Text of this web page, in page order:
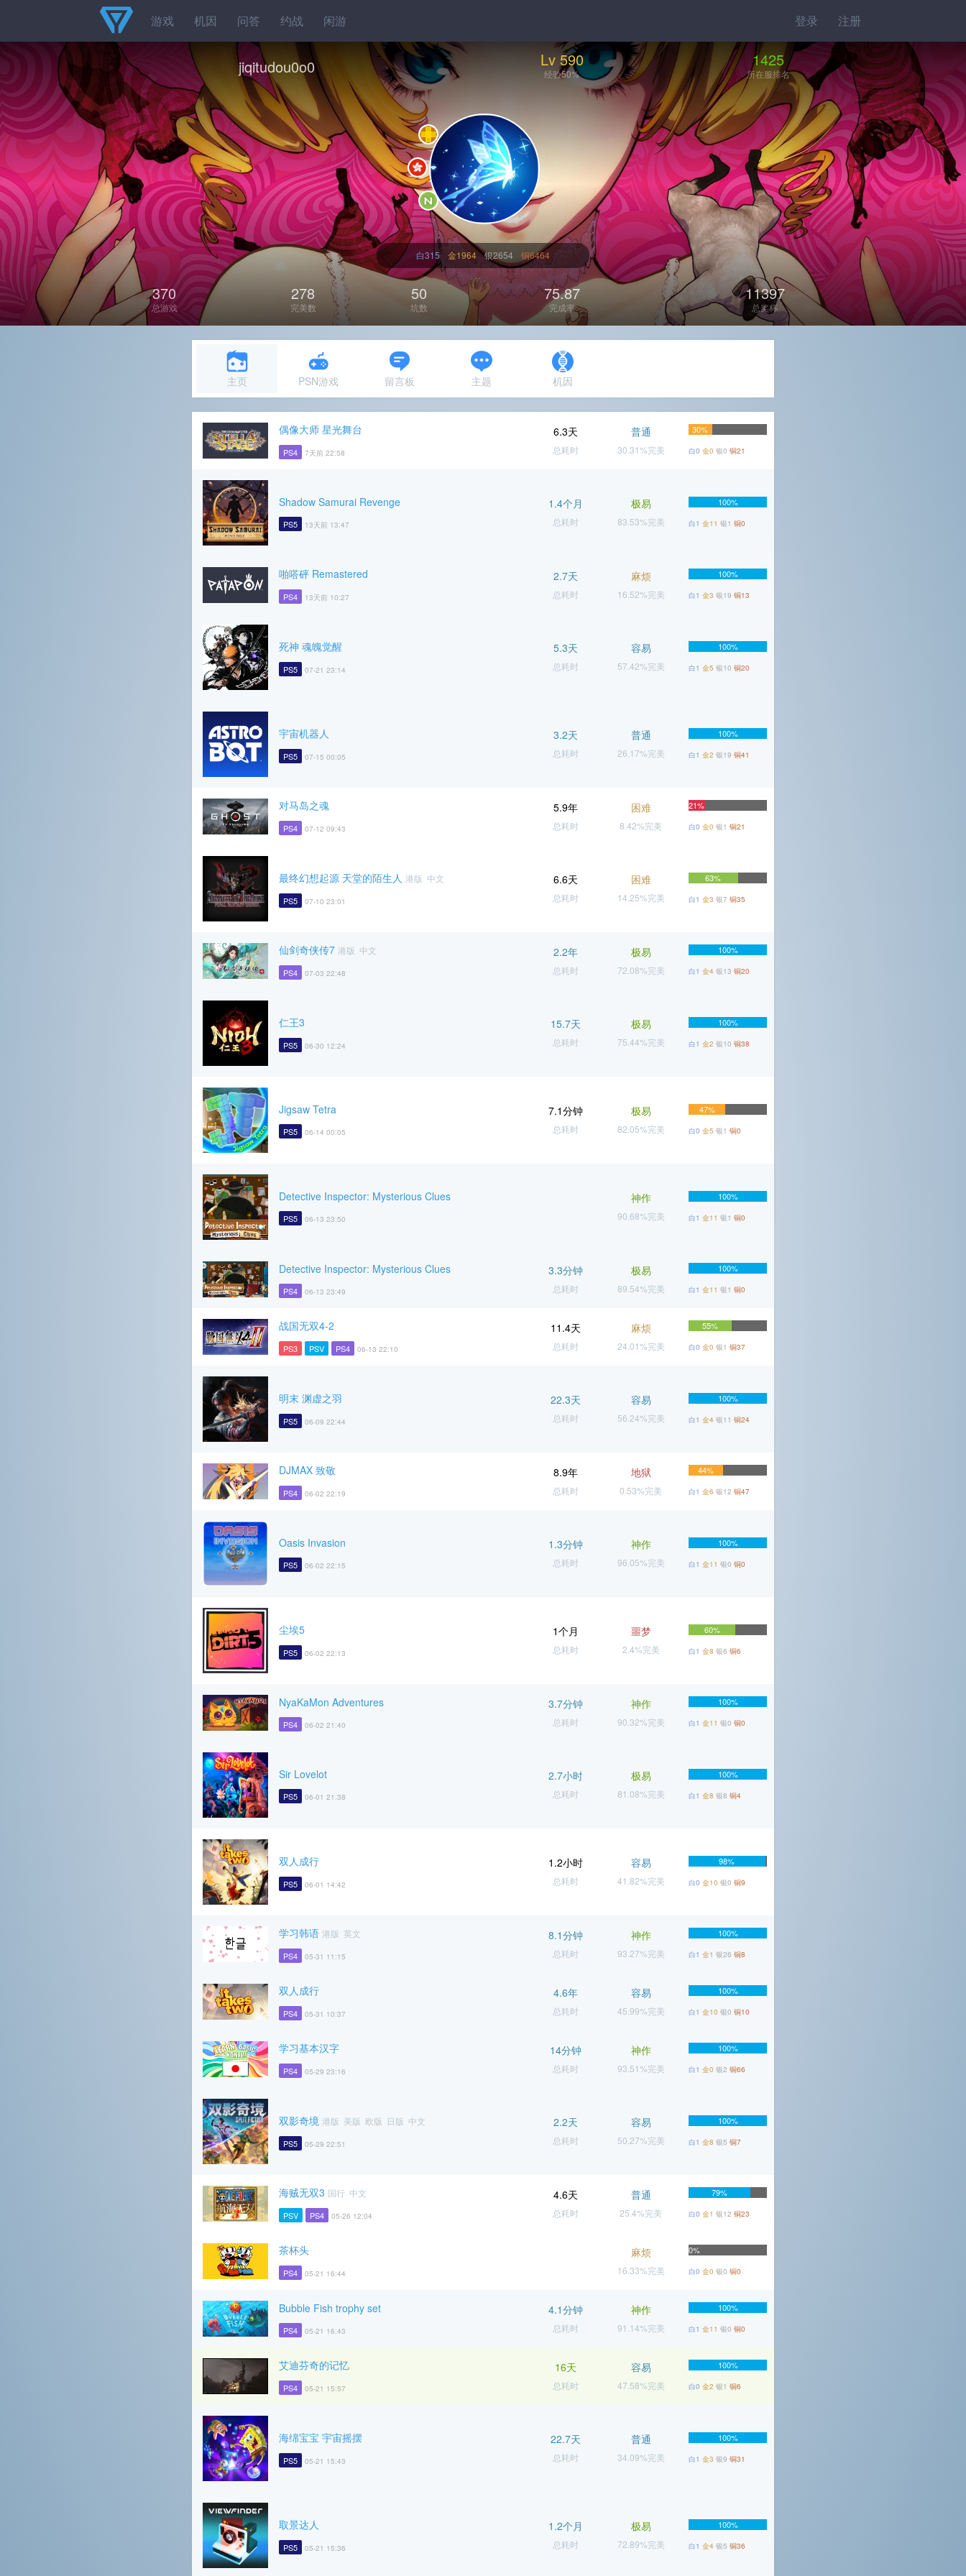
登录 注册
游戏 机因 问答 约战 闲游
jiqitudou0o0 Lv 590
经验50%
1425
所在服排名
白315 金1964 银2654 铜6464
370
总游戏
278
完美数
50
坑数
75.87
完成率
11397
总奖杯
主页 PSN游戏 留言板 主题 机因
偶像大师 星光舞台
PS4 7天前 22:58
6.3天
总耗时
普通
30.31%完美
30%
白0 金0 银0 铜21
Shadow Samurai Revenge
PS5 13天前 13:47
1.4个月
总耗时
极易
83.53%完美
100%
白1 金11 银1 铜0
啪嗒砰 Remastered
PS4 13天前 10:27
2.7天
总耗时
麻烦
16.52%完美
100%
白1 金3 银19 铜13
死神 魂魄觉醒
PS5 07-21 23:14
5.3天
总耗时
容易
57.42%完美
100%
白1 金5 银10 铜20
宇宙机器人
PS5 07-15 00:05
3.2天
总耗时
普通
26.17%完美
100%
白1 金2 银19 铜41
对马岛之魂
PS4 07-12 09:43
5.9年
总耗时
困难
8.42%完美
21%
白0 金0 银1 铜21
最终幻想起源 天堂的陌生人 港版 中文
PS5 07-10 23:01
6.6天
总耗时
困难
14.25%完美
63%
白1 金3 银7 铜35
仙剑奇侠传7 港版 中文
PS4 07-03 22:48
2.2年
总耗时
极易
72.08%完美
100%
白1 金4 银13 铜20
仁王3
PS5 06-30 12:24
15.7天
总耗时
极易
75.44%完美
100%
白1 金2 银10 铜38
Jigsaw Tetra
PS5 06-14 00:05
7.1分钟
总耗时
极易
82.05%完美
47%
白0 金5 银1 铜0
Detective Inspector: Mysterious Clues
PS5 06-13 23:50
神作
90.68%完美
100%
白1 金11 银1 铜0
Detective Inspector: Mysterious Clues
PS4 06-13 23:49
3.3分钟
总耗时
极易
89.54%完美
100%
白1 金11 银1 铜0
战国无双4-2
PS3 PSV PS4 06-13 22:10
11.4天
总耗时
麻烦
24.01%完美
55%
白0 金0 银1 铜37
明末 渊虚之羽
PS5 06-09 22:44
22.3天
总耗时
容易
56.24%完美
100%
白1 金4 银11 铜24
DJMAX 致敬
PS4 06-02 22:19
8.9年
总耗时
地狱
0.53%完美
44%
白1 金6 银12 铜47
Oasis Invasion
PS5 06-02 22:15
1.3分钟
总耗时
神作
96.05%完美
100%
白1 金11 银0 铜0
尘埃5
PS5 06-02 22:13
1个月
总耗时
噩梦
2.4%完美
60%
白1 金8 银6 铜6
NyaKaMon Adventures
PS4 06-02 21:40
3.7分钟
总耗时
神作
90.32%完美
100%
白1 金11 银0 铜0
Sir Lovelot
PS5 06-01 21:38
2.7小时
总耗时
极易
81.08%完美
100%
白1 金8 银8 铜4
双人成行
PS5 06-01 14:42
1.2小时
总耗时
容易
41.82%完美
98%
白0 金10 银0 铜9
学习韩语 港版 英文
PS4 05-31 11:15
8.1分钟
总耗时
神作
93.27%完美
100%
白1 金1 银26 铜8
双人成行
PS4 05-31 10:37
4.6年
总耗时
容易
45.99%完美
100%
白1 金10 银0 铜10
学习基本汉字
PS4 05-29 23:16
14分钟
总耗时
神作
93.51%完美
100%
白1 金0 银2 铜66
双影奇境 港版 美版 欧版 日版 中文
PS5 05-29 22:51
2.2天
总耗时
容易
50.27%完美
100%
白1 金8 银5 铜7
海贼无双3 国行 中文
PSV PS4 05-26 12:04
4.6天
总耗时
普通
25.4%完美
79%
白0 金1 银12 铜23
茶杯头
PS4 05-21 16:44
麻烦
16.33%完美
0%
白0 金0 银0 铜0
Bubble Fish trophy set
PS4 05-21 16:43
4.1分钟
总耗时
神作
91.14%完美
100%
白1 金11 银0 铜0
艾迪芬奇的记忆
PS4 05-21 15:57
16天
总耗时
容易
47.58%完美
100%
白0 金2 银1 铜6
海绵宝宝 宇宙摇摆
PS5 05-21 15:43
22.7天
总耗时
普通
34.09%完美
100%
白1 金3 银9 铜31
取景达人
PS5 05-21 15:36
1.2个月
总耗时
极易
72.89%完美
100%
白1 金4 银5 铜36